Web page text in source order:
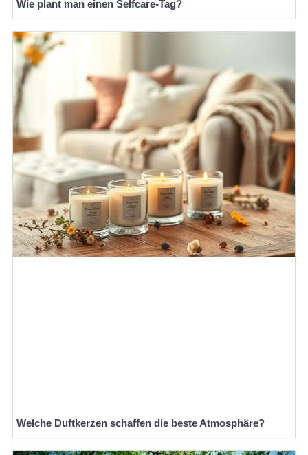
Wie plant man einen Selfcare-Tag?
Welche Duftkerzen schaffen die beste Atmosphäre?